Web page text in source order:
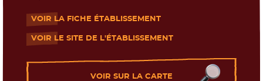
VOIR LA FICHE ÉTABLISSEMENT
- Nouvelle fenêtre
VOIR LE SITE DE L'ÉTABLISSEMENT
- Nouvelle fenêtre
VOIR SUR LA CARTE